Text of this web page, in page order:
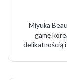
Miyuka
gamę
delikatnością